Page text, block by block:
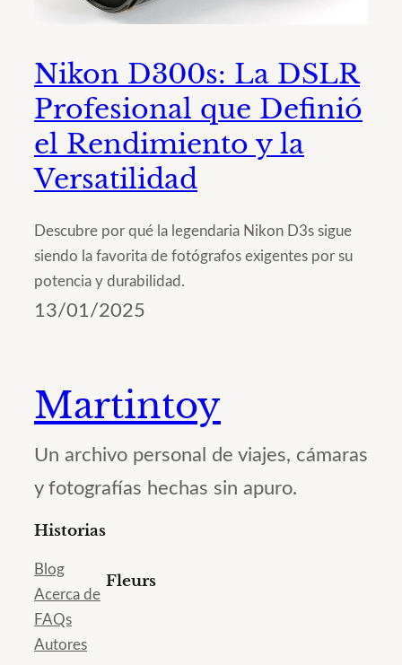
Nikon D300s: La DSLR
Profesional que Definió
el Rendimiento y la
Versatilidad
Descubre por qué la legendaria Nikon D3s sigue
siendo la favorita de fotógrafos exigentes por su
potencia y durabilidad.
13/01/2025
Martintoy
Un archivo personal de viajes, cámaras
y fotografías hechas sin apuro.
Historias
Blog
Acerca de
FAQs
Autores
Fleurs